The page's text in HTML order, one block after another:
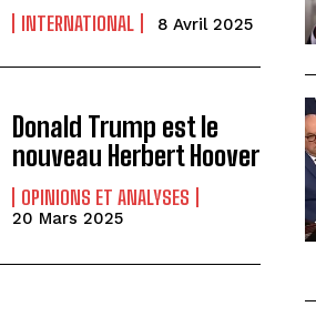
INTERNATIONAL 8 Avril 2025
Donald Trump est le
nouveau Herbert Hoover
OPINIONS ET ANALYSES
20 Mars 2025